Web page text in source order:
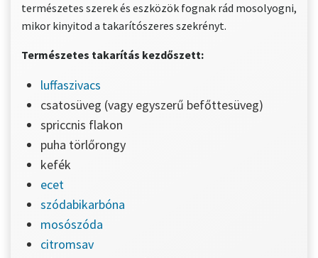
természetes szerek és eszközök fognak rád mosolyogni,
mikor kinyitod a takarítószeres szekrényt.
Természetes takarítás kezdőszett:
luffaszivacs
csatosüveg (vagy egyszerű befőttesüveg)
spriccnis flakon
puha törlőrongy
kefék
ecet
szódabikarbóna
mosószóda
citromsav